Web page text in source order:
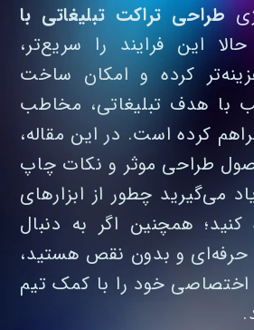
طراحی تراکت تبلیغاتی با
حالا این فرایند را سریع‌تر،
کرده و امکان ساخت
با هدف تبلیغاتی، مخاطب
کرده است. در این مقاله،
اصول طراحی موثر و نکات چاپ
می‌گیرید چطور از ابزارهای
همچنین اگر به دنبال
حرفه‌ای و بدون نقص هستید،
اختصاصی خود را با کمک تیم